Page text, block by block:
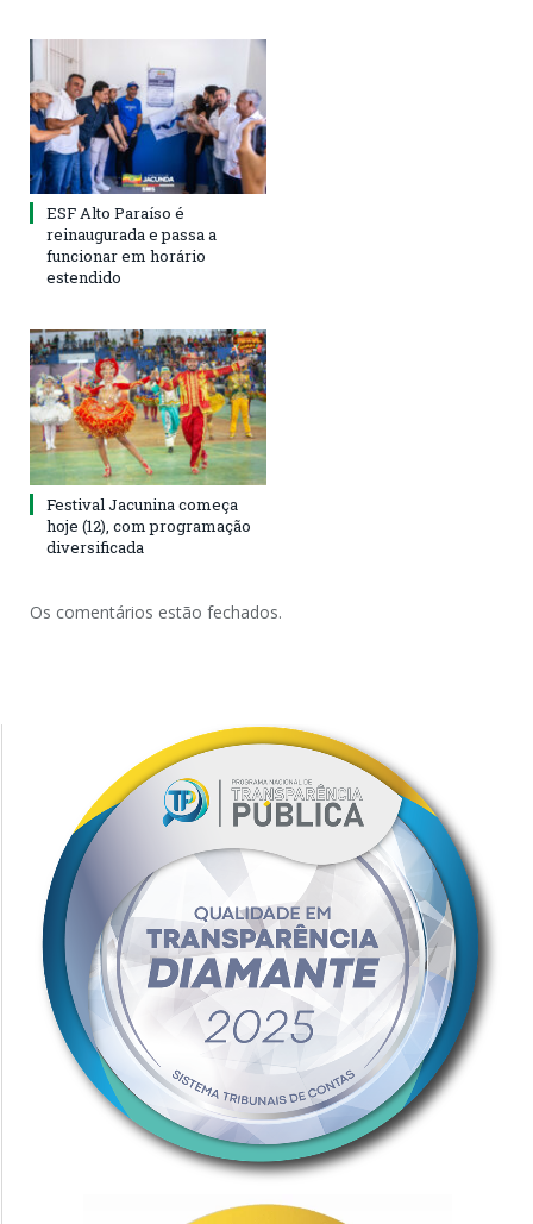
ESF Alto Paraíso é
reinaugurada e passa a
funcionar em horário
estendido
Festival Jacunina começa
hoje (12), com programação
diversificada
Os comentários estão fechados.